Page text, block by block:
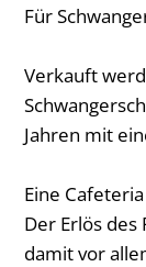
Für
Verkauft
Jahren mit
Eine
Der Erlös
damit vor